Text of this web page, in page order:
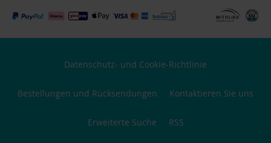
Datenschutz- und Cookie-Richtlinie
Bestellungen und Rücksendungen Kontaktieren Sie uns
Erweiterte Suche RSS